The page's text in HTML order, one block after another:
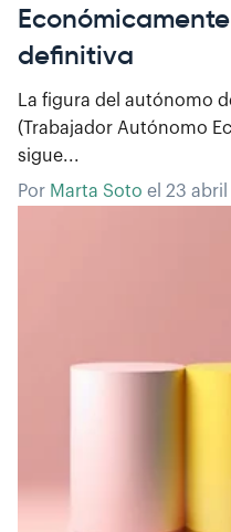
definitiva
La figura del autónomo
(Trabajador Autónomo
sigue...
Por Marta Soto el 23